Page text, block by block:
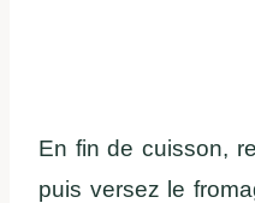
En fin de cuisson,
puis versez le